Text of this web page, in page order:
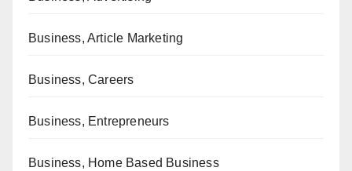
Business, Article Marketing
Business, Careers
Business, Entrepreneurs
Business, Home Based Business